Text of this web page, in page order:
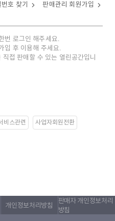
호 찾기 판매관리 회원가입
번 로그인 해주세요.
입 후 이용해 주세요.
접 판매할 수 있는 열린공간입니
비스관련 사업자회원전환
개인정보처리방침
판매자 개인정보처리
방침